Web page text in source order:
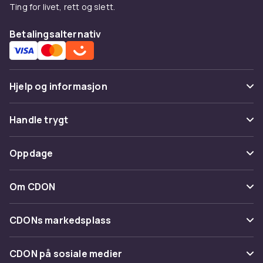
Ting for livet, rett og slett.
Betalingsalternativ
Hjelp og informasjon
Vanlige spørsmål
Spor pakke
Angre & returner her
Kontakt oss
Handle trygt
Betaling
Levering
Tilbakekallinger
Oppdage
Kategorier
Varemerker
Om CDON
Om oss
Kundeanmeldelser
CDONs markedsplass
Merchant Help Center
CDON på sosiale medier